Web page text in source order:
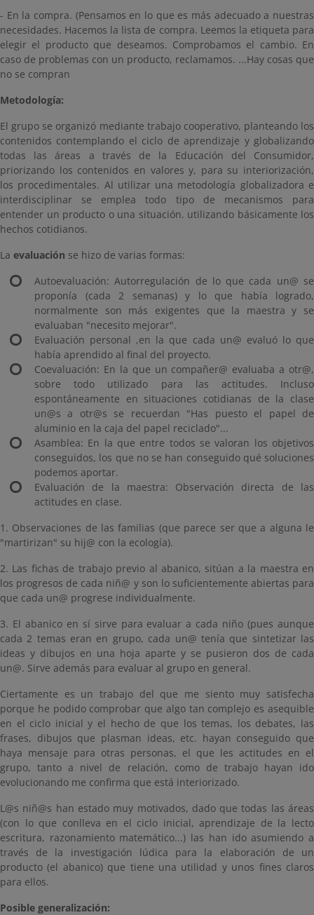
- En la compra. (Pensamos en lo que es más adecuado a nuestras
necesidades. Hacemos la lista de compra. Leemos la etiqueta para
elegir el producto que deseamos. Comprobamos el cambio. En
caso de problemas con un producto, reclamamos. ...Hay cosas que
no se compran
Metodología:
El grupo se organizó mediante trabajo cooperativo, planteando los
contenidos contemplando el ciclo de aprendizaje y globalizando
todas las áreas a través de la Educación del Consumidor,
priorizando los contenidos en valores y, para su interiorización,
los procedimentales. Al utilizar una metodología globalizadora e
interdisciplinar se emplea todo tipo de mecanismos para
entender un producto o una situación. utilizando básicamente los
hechos cotidianos.
La evaluación se hizo de varias formas:
Autoevaluación: Autorregulación de lo que cada un@ se
proponía (cada 2 semanas) y lo que había logrado,
normalmente son más exigentes que la maestra y se
evaluaban "necesito mejorar".
Evaluación personal ,en la que cada un@ evaluó lo que
había aprendido al final del proyecto.
Coevaluación: En la que un compañer@ evaluaba a otr@,
sobre todo utilizado para las actitudes. Incluso
espontáneamente en situaciones cotidianas de la clase
un@s a otr@s se recuerdan "Has puesto el papel de
aluminio en la caja del papel reciclado"...
Asamblea: En la que entre todos se valoran los objetivos
conseguidos, los que no se han conseguido qué soluciones
podemos aportar.
Evaluación de la maestra: Observación directa de las
actitudes en clase.
1. Observaciones de las familias (que parece ser que a alguna le
"martirizan" su hij@ con la ecología).
2. Las fichas de trabajo previo al abanico, sitúan a la maestra en
los progresos de cada niñ@ y son lo suficientemente abiertas para
que cada un@ progrese individualmente.
3. El abanico en sí sirve para evaluar a cada niño (pues aunque
cada 2 temas eran en grupo, cada un@ tenía que sintetizar las
ideas y dibujos en una hoja aparte y se pusieron dos de cada
un@. Sirve además para evaluar al grupo en general.
Ciertamente es un trabajo del que me siento muy satisfecha
porque he podido comprobar que algo tan complejo es asequible
en el ciclo inicial y el hecho de que los temas, los debates, las
frases, dibujos que plasman ideas, etc. hayan conseguido que
haya mensaje para otras personas, el que les actitudes en el
grupo, tanto a nivel de relación, como de trabajo hayan ido
evolucionando me confirma que está interiorizado.
L@s niñ@s han estado muy motivados, dado que todas las áreas
(con lo que conlleva en el ciclo inicial, aprendizaje de la lecto
escritura, razonamiento matemático...) las han ido asumiendo a
través de la investigación lúdica para la elaboración de un
producto (el abanico) que tiene una utilidad y unos fines claros
para ellos.
Posible generalización: